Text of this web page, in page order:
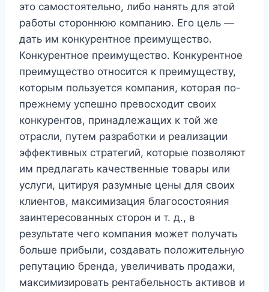
это самостоятельно, либо нанять для этой
работы стороннюю компанию. Его цель —
дать им конкурентное преимущество.
Конкурентное преимущество. Конкурентное
преимущество относится к преимуществу,
которым пользуется компания, которая по-
прежнему успешно превосходит своих
конкурентов, принадлежащих к той же
отрасли, путем разработки и реализации
эффективных стратегий, которые позволяют
им предлагать качественные товары или
услуги, цитируя разумные цены для своих
клиентов, максимизация благосостояния
заинтересованных сторон и т. д., в
результате чего компания может получать
больше прибыли, создавать положительную
репутацию бренда, увеличивать продажи,
максимизировать рентабельность активов и